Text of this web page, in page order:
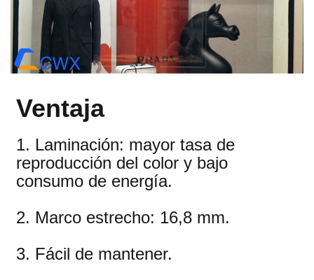
Ventaja
1. Laminación: mayor tasa de
reproducción del color y bajo
consumo de energía.
2. Marco estrecho: 16,8 mm.
3. Fácil de mantener.